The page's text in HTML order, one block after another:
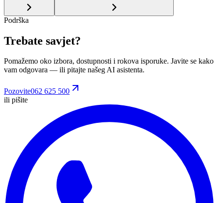
Podrška
Trebate savjet?
Pomažemo oko izbora, dostupnosti i rokova isporuke. Javite se kako
vam odgovara — ili pitajte našeg AI asistenta.
Pozovite062 625 500
ili pišite